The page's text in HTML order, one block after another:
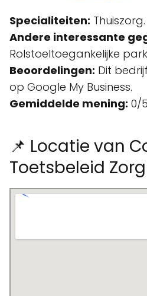
Specialiteiten: Thuiszorg.
Andere interessante
Rolstoeltoegankelijke
Beoordelingen: Dit
op Google My Business.
Gemiddelde mening: 0/
📌 Locatie van
Toetsbeleid